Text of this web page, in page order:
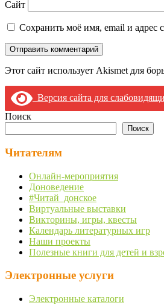
Сайт
Сохранить моё имя, email и адрес
Этот сайт использует Akismet для
Версия сайта для
Поиск
Поиск
Читателям
Онлайн-мероприятия
Доноведение
#Читай_донское
Виртуальные выставки
Викторины, игры, квесты
Календарь литературных игр
Наши проекты
Полезные книги для детей и
Электронные услуги
Электронные каталоги